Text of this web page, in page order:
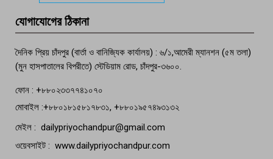
যোগাযোগের ঠিকানা
দৈনিক প্রিয় চাঁদপুর (বার্তা ও বানিজ্যিক কার্যালয়) : ৬/১,আমেরী ম্যানশন (৫ম তলা)
(মুন হাসপাতালের বিপরীতে) স্টেডিয়াম রোড, চাঁদপুর-৩৬০০.
ফোন : +৮৮০২৩৩৭৭৪১০৭০
মোবাইল :+৮৮০১৮১৫৮১৭৮৩১, +৮৮০১৯৫৭৪৯৩১৩২
মেইল : dailypriyochandpur@gmail.com
ওয়েবসাইট : www.dailypriyochandpur.com